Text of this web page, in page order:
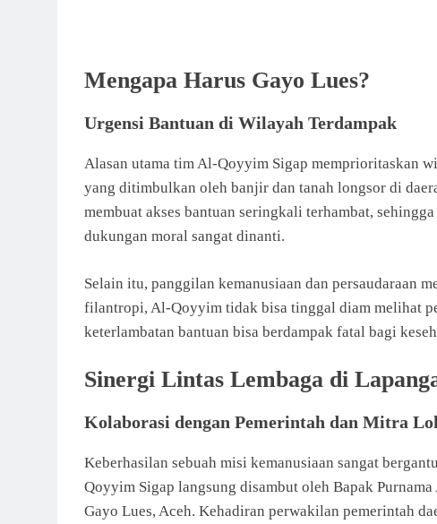
Mengapa Harus Gayo Lues?
Urgensi Bantuan di Wilayah Terdampak
Alasan utama tim Al-Qoyyim Sigap memprioritaskan
yang ditimbulkan oleh banjir dan tanah longsor di
membuat akses bantuan seringkali terhambat,
dukungan moral sangat dinanti.
Selain itu, panggilan kemanusiaan dan persaudaraan
filantropi, Al-Qoyyim tidak bisa tinggal diam melihat
keterlambatan bantuan bisa berdampak fatal bagi
Sinergi Lintas Lembaga di
Kolaborasi dengan Pemerintah dan Mitra
Keberhasilan sebuah misi kemanusiaan sangat
Qoyyim Sigap langsung disambut oleh Bapak
Gayo Lues, Aceh. Kehadiran perwakilan pemerintah